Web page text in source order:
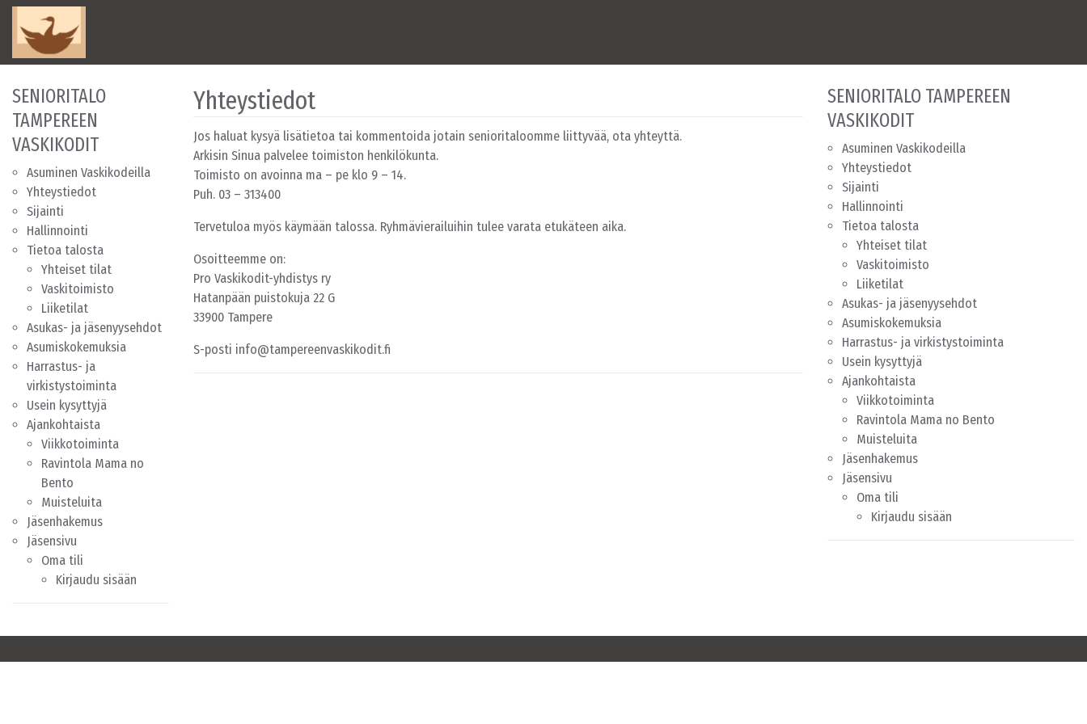
Skip to content
Main Navigation
SENIORITALO
TAMPEREEN
VASKIKODIT
Asuminen Vaskikodeilla
Yhteystiedot
Sijainti
Hallinnointi
Tietoa talosta
Yhteiset tilat
Vaskitoimisto
Liiketilat
Asukas- ja jäsenyysehdot
Asumiskokemuksia
Harrastus- ja
virkistystoiminta
Usein kysyttyjä
Ajankohtaista
Viikkotoiminta
Ravintola Mama no
Bento
Muisteluita
Jäsenhakemus
Jäsensivu
Oma tili
Kirjaudu sisään
Yhteystiedot
Jos haluat kysyä lisätietoa tai kommentoida jotain senioritaloomme liittyvää, ota yhteyttä.
Arkisin Sinua palvelee toimiston henkilökunta.
Toimisto on avoinna ma – pe klo 9 – 14.
Puh. 03 – 313400
Tervetuloa myös käymään talossa. Ryhmävierailuihin tulee varata etukäteen aika.
Osoitteemme on:
Pro Vaskikodit-yhdistys ry
Hatanpään puistokuja 22 G
33900 Tampere
S-posti info@tampereenvaskikodit.fi
SENIORITALO TAMPEREEN
VASKIKODIT
Asuminen Vaskikodeilla
Yhteystiedot
Sijainti
Hallinnointi
Tietoa talosta
Yhteiset tilat
Vaskitoimisto
Liiketilat
Asukas- ja jäsenyysehdot
Asumiskokemuksia
Harrastus- ja virkistystoiminta
Usein kysyttyjä
Ajankohtaista
Viikkotoiminta
Ravintola Mama no Bento
Muisteluita
Jäsenhakemus
Jäsensivu
Oma tili
Kirjaudu sisään